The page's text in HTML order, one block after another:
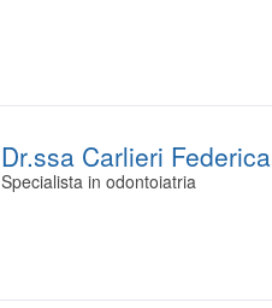
Dr.ssa Carlieri Federica
Specialista in odontoiatria